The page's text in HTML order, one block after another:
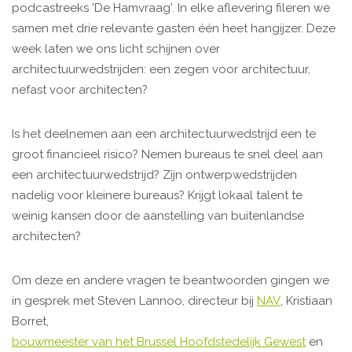
podcastreeks 'De Hamvraag'. In elke aflevering fileren we
samen met drie relevante gasten één heet hangijzer. Deze
week laten we ons licht schijnen over
architectuurwedstrijden: een zegen voor architectuur,
nefast voor architecten?
Is het deelnemen aan een architectuurwedstrijd een te
groot financieel risico? Nemen bureaus te snel deel aan
een architectuurwedstrijd? Zijn ontwerpwedstrijden
nadelig voor kleinere bureaus? Krijgt lokaal talent te
weinig kansen door de aanstelling van buitenlandse
architecten?
Om deze en andere vragen te beantwoorden gingen we
in gesprek met Steven Lannoo, directeur bij NAV, Kristiaan
Borret,
bouwmeester van het Brussel Hoofdstedelijk Gewesten